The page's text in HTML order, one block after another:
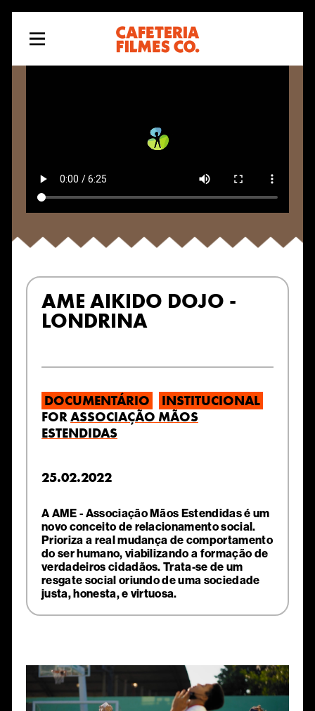
AME AIKIDO DOJO -
LONDRINA
DOCUMENTÁRIO
INSTITUCIONAL
FORASSOCIAÇÃO MÃOS
ESTENDIDAS
25.02.2022
A AME - Associação Mãos Estendidas é um
novo conceito de relacionamento social.
Prioriza a real mudança de comportamento
do ser humano, viabilizando a formação de
verdadeiros cidadãos. Trata-se de um
resgate social oriundo de uma sociedade
justa, honesta, e virtuosa.